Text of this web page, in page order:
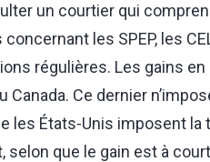
un courtier qui
les SPEP, les
régulières. Les gains
Canada. Ce dernier
les États‑Unis imposent
selon que le gain est à